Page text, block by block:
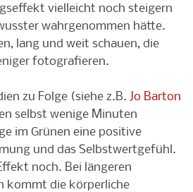
vielleicht noch steigern
wahrgenommen hätte.
lang und weit schauen, die
fotografieren.
zu Folge (siehe z.B. Jo Barton
selbst wenige Minuten
im Grünen eine positive
und das Selbstwertgefühl.
noch. Bei längeren
kommt die körperliche